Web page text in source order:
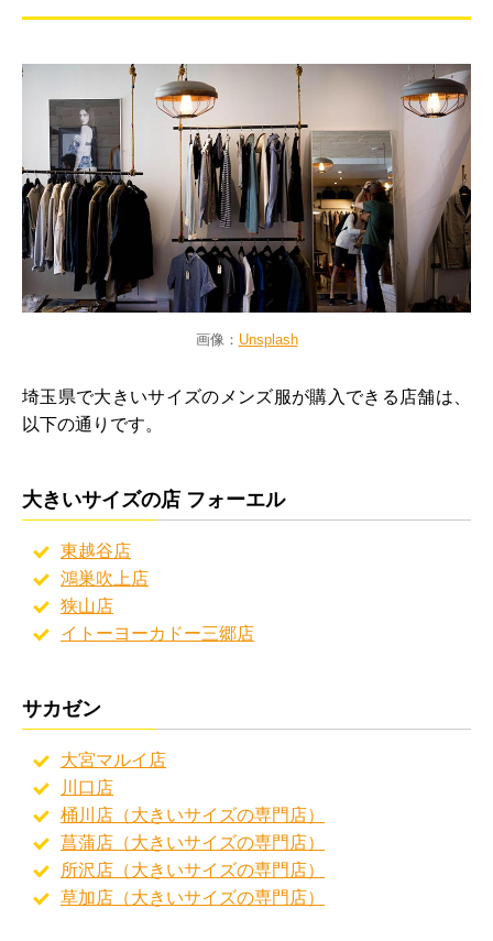
画像： Unsplash
埼玉県で大きいサイズのメンズ服が購入できる店舗は、
以下の通りです。
大きいサイズの店 フォーエル
東越谷店
鴻巣吹上店
狭山店
イトーヨーカドー三郷店
サカゼン
大宮マルイ店
川口店
桶川店（大きいサイズの専門店）
菖蒲店（大きいサイズの専門店）
所沢店（大きいサイズの専門店）
草加店（大きいサイズの専門店）